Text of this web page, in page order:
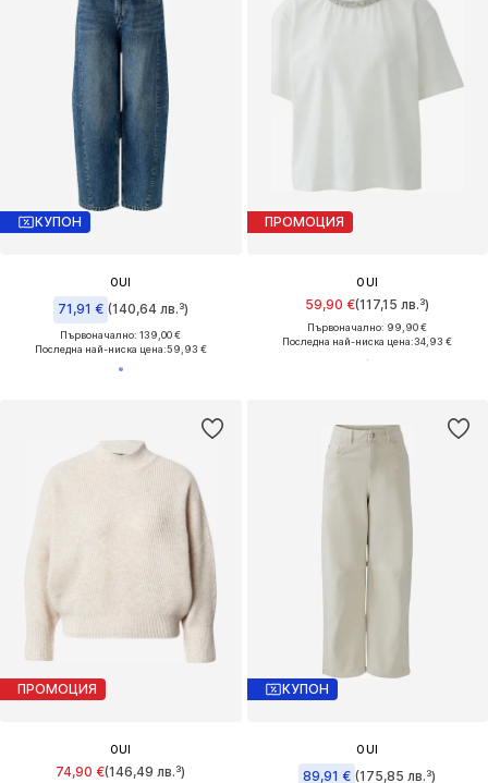
КУПОН
OUI
71,91 € (140,64 лв.³)
Първоначално: 139,00 €
Последна най-ниска цена:59,93 €
ПРОМОЦИЯ
OUI
59,90 €(117,15 лв.³)
Първоначално: 99,90 €
Последна най-ниска цена:34,93 €
ПРОМОЦИЯ
OUI
74,90 €(146,49 лв.³)
КУПОН
OUI
89,91 € (175,85 лв.³)